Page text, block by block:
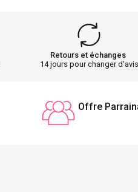
Retours et échanges
14 jours pour changer d'avis
Offre